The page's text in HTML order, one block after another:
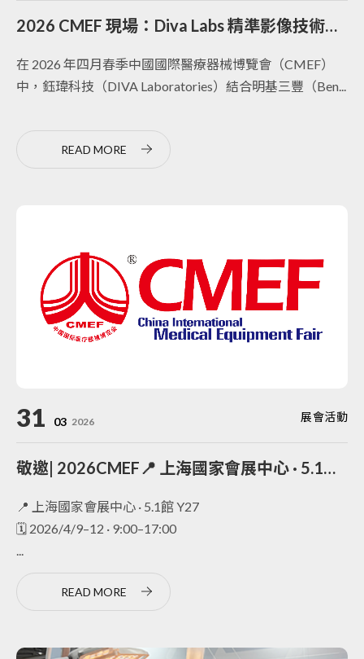
2026 CMEF 現場：Diva Labs 精準影像技術與明基三豐手術室方案深度整合
在 2026 年四月春季中國國際醫療器械博覽會（CMEF）
中，鈺瑋科技（DIVA Laboratories）結合明基三豐（Ben...
READ MORE
31 03 2026 展會活動
敬邀| 2026CMEF📍 上海國家會展中心 · 5.1館 Y27
📍 上海國家會展中心 · 5.1館 Y27
🗓️ 2026/4/9–12 · 9:00–17:00
READ MORE